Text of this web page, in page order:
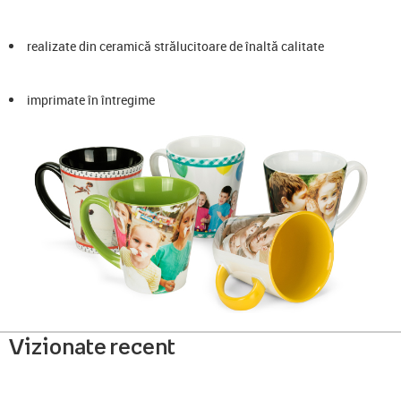
realizate din ceramică strălucitoare de înaltă calitate
imprimate în întregime
Vizionate recent